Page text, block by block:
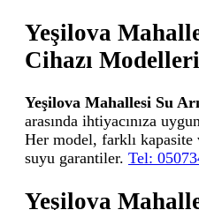
Yeşilova
Cihazı Modelleri
Yeşilova Mahallesi Su
arasında ihtiyacınıza
Her model, farklı
suyu garantiler. Tel:
Yeşilova